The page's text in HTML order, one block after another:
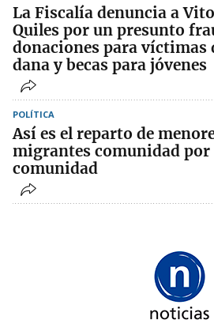
La Fiscalía denuncia a Vito
Quiles por un presunto
donaciones para víctimas
dana y becas para jóvenes
POLÍTICA
Así es el reparto de
migrantes comunidad por
comunidad